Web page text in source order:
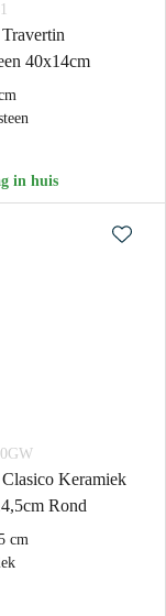
40x14cm
in huis
Keramiek
Rond
cm